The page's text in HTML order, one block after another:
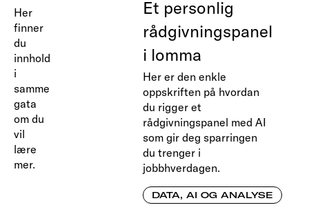
Her
finner
du
innhold
i
samme
gata
om du
vil
lære
mer.
Et personlig
rådgivningspanel
i lomma
Her er den enkle
oppskriften på hvordan
du rigger et
rådgivningspanel med AI
som gir deg sparringen
du trenger i
jobbhverdagen.
DATA, AI OG ANALYSE